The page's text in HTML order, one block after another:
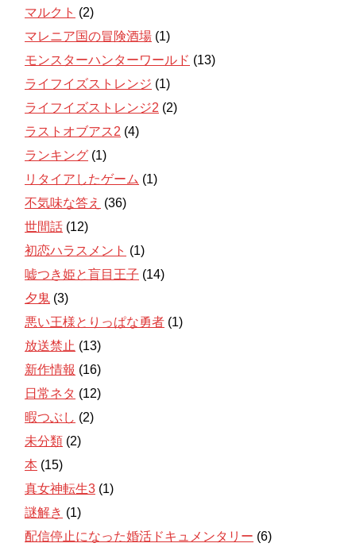
マルクト (2)
マレニア国の冒険酒場 (1)
モンスターハンターワールド (13)
ライフイズストレンジ (1)
ライフイズストレンジ2 (2)
ラストオブアス2 (4)
ランキング (1)
リタイアしたゲーム (1)
不気味な答え (36)
世間話 (12)
初恋ハラスメント (1)
嘘つき姫と盲目王子 (14)
夕鬼 (3)
悪い王様とりっぱな勇者 (1)
放送禁止 (13)
新作情報 (16)
日常ネタ (12)
暇つぶし (2)
未分類 (2)
本 (15)
真女神転生3 (1)
謎解き (1)
配信停止になった婚活ドキュメンタリー (6)